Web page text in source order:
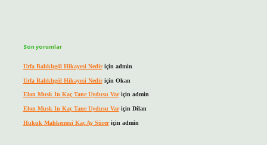
Son yorumlar
Urfa Balıklıgöl Hikayesi Nediriçin admin
Urfa Balıklıgöl Hikayesi Nediriçin Okan
Elon Musk In Kaç Tane Uydusu Variçin admin
Elon Musk In Kaç Tane Uydusu Variçin Dilan
Hukuk Mahkemesi Kaç Ay Süreriçin admin